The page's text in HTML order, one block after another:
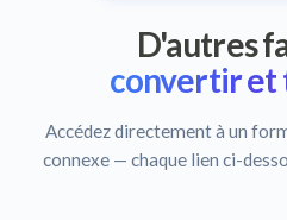
D'autres
convertir et
Accédez directement à un
connexe — chaque lien ci-